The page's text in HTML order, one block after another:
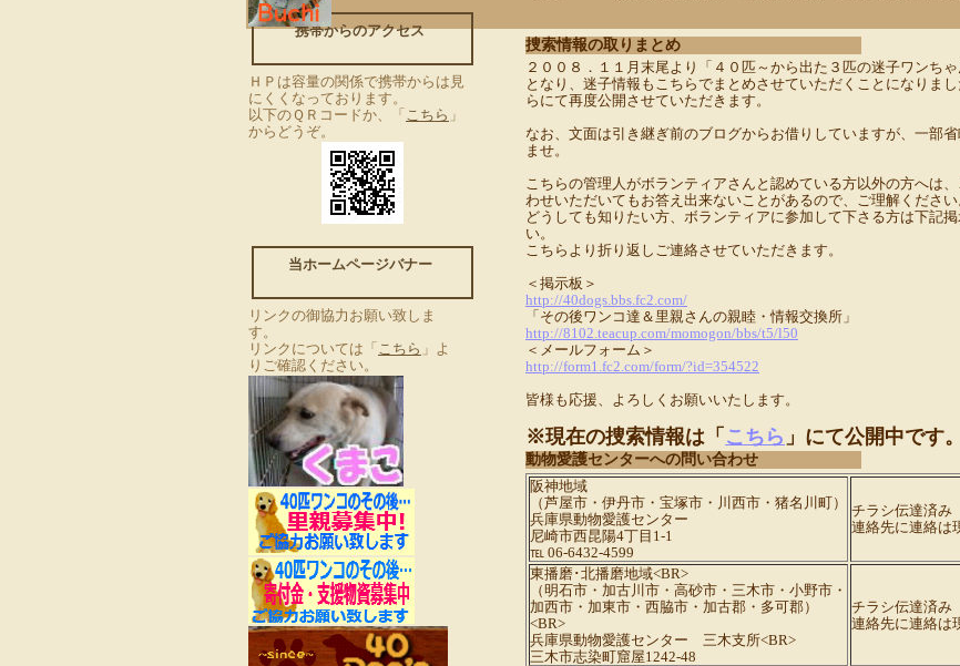
捜索情報の取りまとめ
２００８．１１月末尾より「４０匹～から出た３匹の迷子ワンち
となり、迷子情報もこちらでまとめさせていただくことになりま
らにて再度公開させていただきます。
なお、文面は引き継ぎ前のブログからお借りしていますが、一部
ませ。
こちらの管理人がボランティアさんと認めている方以外の方へは
わせいただいてもお答え出来ないことがあるので、ご理解ください
どうしても知りたい方、ボランティアに参加して下さる方は下記
い。
こちらより折り返しご連絡させていただきます。
＜掲示板＞
http://40dogs.bbs.fc2.com/
「その後ワンコ達＆里親さんの親睦・情報交換所」
http://8102.teacup.com/momogon/bbs/t5/l50
＜メールフォーム＞
http://form1.fc2.com/form/?id=354522
皆様も応援、よろしくお願いいたします。
※現在の捜索情報は「 こちら 」にて公開中です。
動物愛護センターへの問い合わせ
阪神地域
（芦屋市・伊丹市・宝塚市・川西市・猪名川町）
兵庫県動物愛護センター
尼崎市西昆陽4丁目1-1
℡ 06-6432-4599
チラシ伝達済
連絡先に連絡は
東播磨･北播磨地域<BR>
（明石市・加古川市・高砂市・三木市・小野市・
加西市・加東市・西脇市・加古郡・多可郡）
<BR>
兵庫県動物愛護センター 三木支所<BR>
三木市志染町窟屋1242-48
チラシ伝達済み
連絡先に連絡は
携帯からのアクセス
ＨＰは容量の関係で携帯からは見
にくくなっております。
以下のＱＲコードか、「 こちら 」
からどうぞ。
当ホームページバナー
リンクの御協力お願い致しま
す。
リンクについては「 こちら 」よ
りご確認ください。